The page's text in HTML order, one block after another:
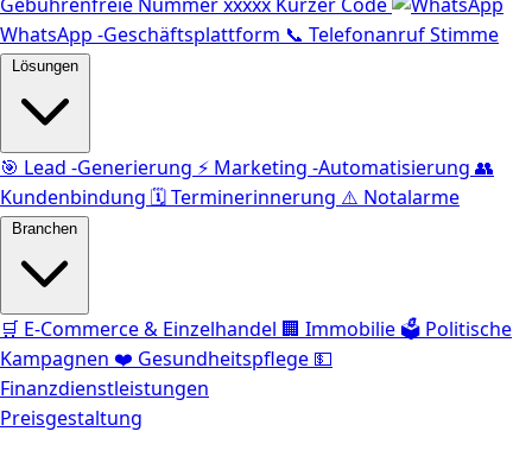
WhatsApp -Geschäftsplattform 📞 Telefonanruf Stimme
Lösungen
🎯 Lead -Generierung ⚡️ Marketing -Automatisierung 👥
Kundenbindung 🗓️Terminerinnerung ⚠️ Notalarme
Branchen
🛒 E-Commerce & Einzelhandel 🏢 Immobilie 🗳️ Politische
Kampagnen ❤️ Gesundheitspflege 💵
Finanzdienstleistungen
Preisgestaltung